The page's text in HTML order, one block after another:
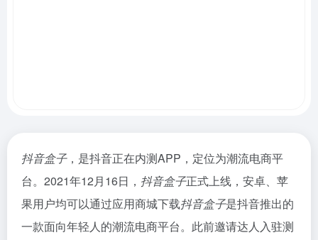
抖音盒子，是抖音正在内测APP，定位为潮流电商平
台。2021年12月16日， 抖音盒子正式上线，安卓、苹
果用户均可以通过应用商城下载抖音盒子是抖音推出的
一款面向年轻人的潮流电商平台。此前邀请达人入驻测